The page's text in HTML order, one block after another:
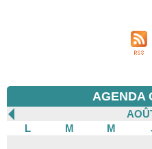
AGENDA
L
M M